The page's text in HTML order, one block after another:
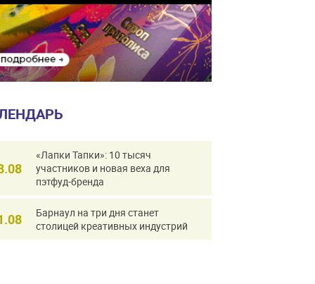
«Лапки Тапки»: 10 тысяч
участников и новая веха для
пэтфуд-бренда
Барнаул на три дня станет
столицей креативных индустрий